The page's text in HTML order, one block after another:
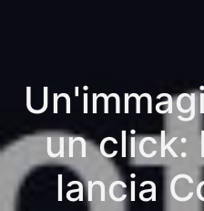
un click:
lancia